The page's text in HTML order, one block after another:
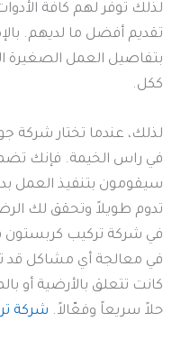
لذلك توفر لهم كافة
تقديم أفضل ما لديهم.
بتفاصيل العمل الصغيرة
ككل.
لذلك، عندما تختار شركة
في راس الخيمة. فإنك
سيقومون بتنفيذ العمل
تدوم طويلاً وتحقق لك
في شركة تركيب كربستون
في معالجة أي مشاكل قد
كانت تتعلق بالأرضية أو
حلاً سريعاً وفعّالاً. شركة